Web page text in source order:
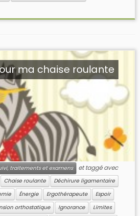
ma chaise roulante
traitements et examens et taggé avec
Chaise roulante
Déchirure ligamentaire
Énergie Ergothérapeute
Espoir
orthostatique Ignorance
Limites